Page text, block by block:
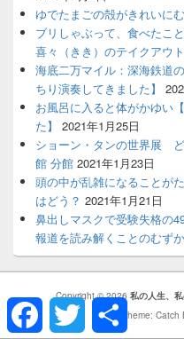
ゆでたまごの殻がきれいに
ブリしゃぶって、食べたこ
喜々（きき）のテイクアウ
海底二万マイル：深海鉄道
ちり演奏してきました】
お風呂に入ると体がかゆい
た】
2021年1月25日
ショーン・タンの世界展
館 分館 2021年1月23日
頭の中が乱雑になることが
はどう？ 2021年1月21日
鼻出しマスクで受験失格の
報道を読み解くことのむず
Copyright © 2026 私の人生、私
Theme:
FacebookTwitter 共
有